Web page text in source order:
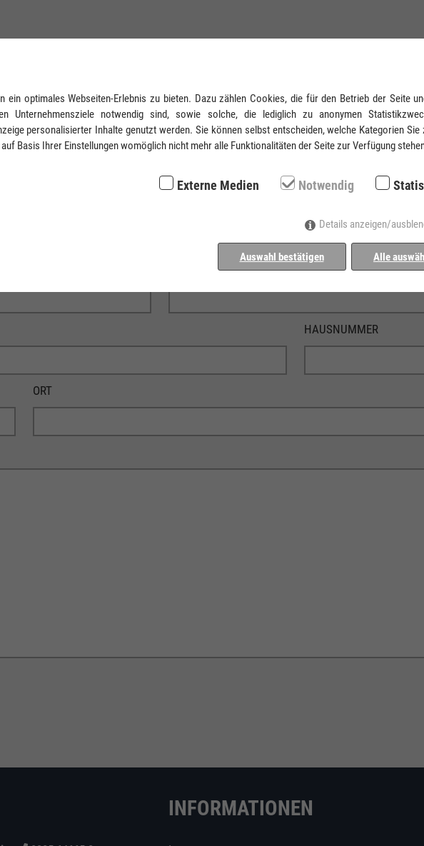
IHRE ANFRAGE
TELEFONNUMMER
HAUSNUMMER
ORT
INFORMATIONEN
ein optimales Webseiten-Erlebnis zu bieten. Dazu zählen Cookies, die für den Betrieb der Seite
Unternehmensziele notwendig sind, sowie solche, die lediglich zu anonymen
personalisierter Inhalte genutzt werden. Sie können selbst entscheiden, welche Kategorien Sie
Basis Ihrer Einstellungen womöglich nicht mehr alle Funktionalitäten der Seite zur Verfügung
Externe Medien Notwendig
Details anzeigen/
Auswahl bestätigen Alle